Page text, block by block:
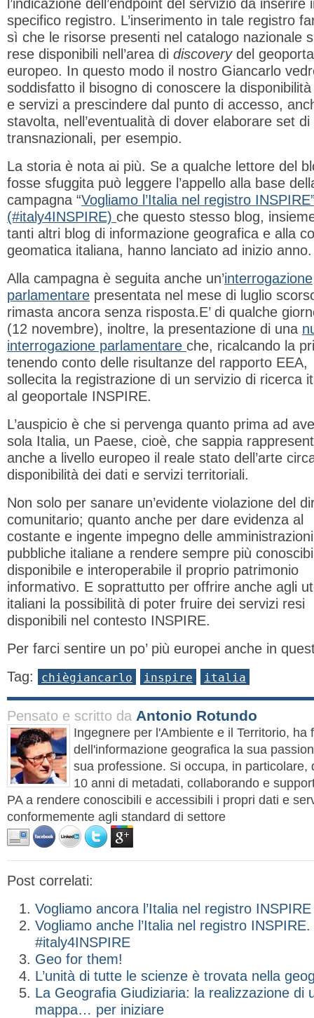
l’indicazione dell’endpoint del servizio da inserire
specifico registro. L’inserimento in tale registro
sì che le risorse presenti nel catalogo nazionale
rese disponibili nell’area di discoverydel
europeo. In questo modo il nostro Giancarlo
soddisfatto il bisogno di conoscere la
e servizi a prescindere dal punto di accesso,
stavolta, nell’eventualità di dover elaborare set di
transnazionali, per esempio.
La storia è nota ai più. Se a qualche lettore del
fosse sfuggita può leggere l’appello alla base
campagna “Vogliamo l’Italia nel registro
(#italy4INSPIRE) che questo stesso blog,
tanti altri blog di informazione geografica e alla
geomatica italiana, hanno lanciato ad inizio anno.
Alla campagna è seguita anche un’interrogazione
parlamentare presentata nel mese di luglio
rimasta ancora senza risposta.E’ di qualche
(12 novembre), inoltre, la presentazione di una
interrogazione parlamentare che, ricalcando la
tenendo conto delle risultanze del rapporto EEA,
sollecita la registrazione di un servizio di ricerca
al geoportale INSPIRE.
L’auspicio è che si pervenga quanto prima ad
sola Italia, un Paese, cioè, che sappia
anche a livello europeo il reale stato dell’arte
disponibilità dei dati e servizi territoriali.
Non solo per sanare un’evidente violazione del
comunitario; quanto anche per dare evidenza al
costante e ingente impegno delle amministrazioni
pubbliche italiane a rendere sempre più
disponibile e interoperabile il proprio patrimonio
informativo. E soprattutto per offrire anche agli
italiani la possibilità di poter fruire dei servizi resi
disponibili nel contesto INSPIRE.
Per farci sentire un po’ più europei anche in
Tag:
chiègiancarlo inspire italia
Pensato e scritto da Antonio Rotundo
Ingegnere per l'Ambiente e il Territorio, ha
dell'informazione geografica la sua
sua professione. Si occupa, in particolare,
10 anni di metadati, collaborando e
PA a rendere conoscibili e accessibili i propri dati e
conformemente agli standard di settore
Post correlati:
Vogliamo ancora l’Italia nel registro INSPIRE
Vogliamo anche l’Italia nel registro INSPIRE.
#italy4INSPIRE
Geo for them!
L’unità di tutte le scienze è trovata nella
La Geografia Giudiziaria: la realizzazione di
mappa… per iniziare